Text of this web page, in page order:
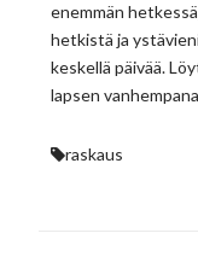
enemmän
hetkistä ja
keskellä päivää.
lapsen
raskaus